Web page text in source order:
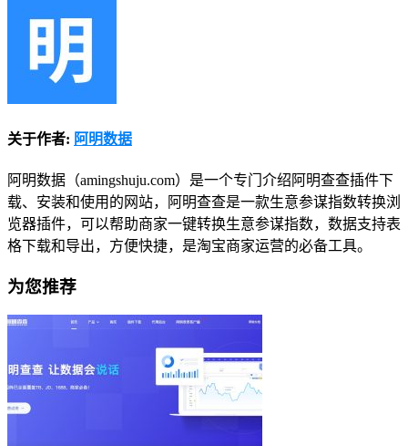
关于作者: 阿明数据
阿明数据（amingshuju.com）是一个专门介绍阿明查查插件下
载、安装和使用的网站，阿明查查是一款生意参谋指数转换浏
览器插件，可以帮助商家一键转换生意参谋指数，数据支持表
格下载和导出，方便快捷，是淘宝商家运营的必备工具。
为您推荐